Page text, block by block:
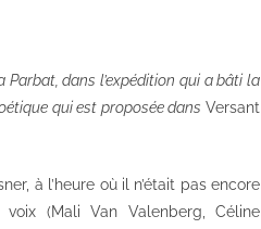
Parbat, dans l’expédition qui a bâti la
qui est proposée dans Versant
à l’heure où il n’était pas encore
(Mali Van Valenberg, Céline